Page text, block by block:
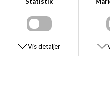
DISSE STYLES